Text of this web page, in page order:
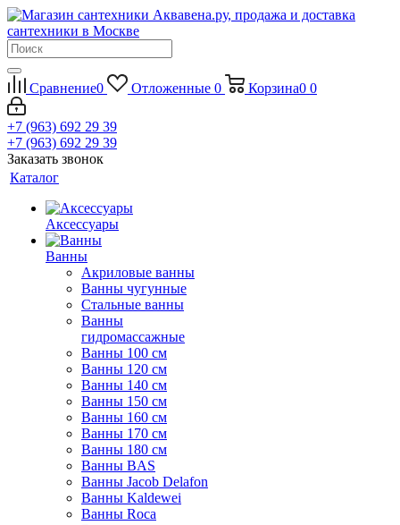
Сравнение0 Отложенные 0 Корзина0 0
+7 (963) 692 29 39
+7 (963) 692 29 39
Заказать звонок
Каталог
Аксессуары
Ванны
Акриловые ванны
Ванны чугунные
Стальные ванны
Ванны
гидромассажные
Ванны 100 см
Ванны 120 см
Ванны 140 см
Ванны 150 см
Ванны 160 см
Ванны 170 см
Ванны 180 см
Ванны BAS
Ванны Jacob Delafon
Ванны Kaldewei
Ванны Roca